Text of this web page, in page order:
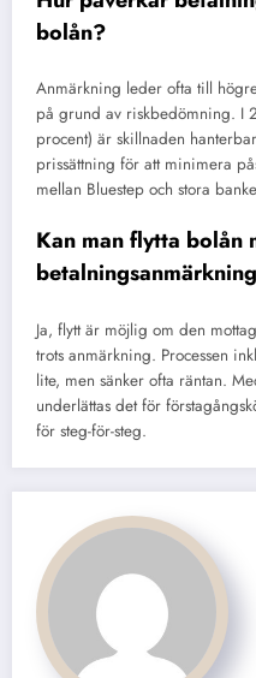
bolån?
Anmärkning leder ofta till
på grund av riskbedömning. I
procent) är skillnaden
prissättning för att minimera
mellan Bluestep och stora
Kan man flytta bolån
Ja, flytt är möjlig om den
trots anmärkning. Processen
lite, men sänker ofta räntan.
underlättas det för
för steg-för-steg.